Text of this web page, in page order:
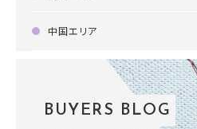
中国エリア
BUYERS BLOG